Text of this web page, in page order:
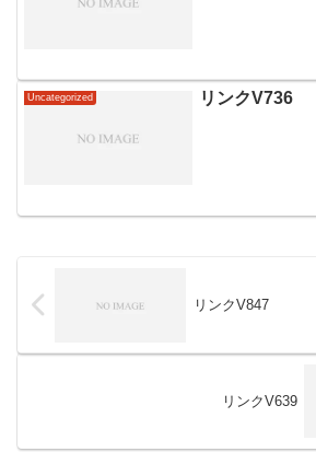
Uncategorized リンクV736
リンクV847
リンクV639